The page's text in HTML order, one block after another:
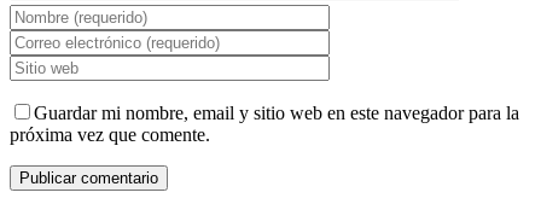
Guardar mi nombre, email y sitio web en este navegador para la
próxima vez que comente.